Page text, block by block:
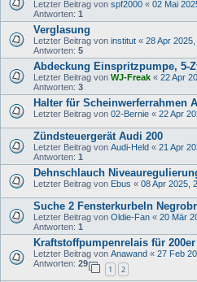
Letzter Beitrag von spf2000 « 02 Mai
Antworten: 1
Verglasung
Letzter Beitrag von institut « 28 Apr
Antworten: 5
Abdeckung Einspritzpumpe, 5-
Letzter Beitrag von WJ-Freak « 22 Apr
Antworten: 3
Halter für Scheinwerferrahmen
Letzter Beitrag von 02-Bernie « 22 Apr
Zündsteuergerät Audi 200
Letzter Beitrag von Audi-Held « 21 Apr
Antworten: 1
Dehnschlauch
Letzter Beitrag von Ebus « 08 Apr 2025,
Suche 2 Fensterkurbeln
Letzter Beitrag von Oldie-Fan « 20 Mär
Antworten: 1
Kraftstoffpumpenrelais für
Letzter Beitrag von Anawand « 27 Feb
Antworten: 29
1 2